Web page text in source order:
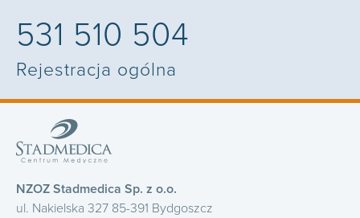
531 510 504
Rejestracja ogólna
NZOZ Stadmedica Sp. z o.o.
ul. Nakielska 327 85-391 Bydgoszcz